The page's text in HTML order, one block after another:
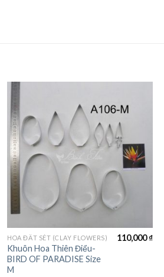
HOA ĐẤT SÉT (CLAY FLOWERS)
Khuôn Hoa Thiên Điểu-
BIRD OF PARADISE Size
M
110,000₫